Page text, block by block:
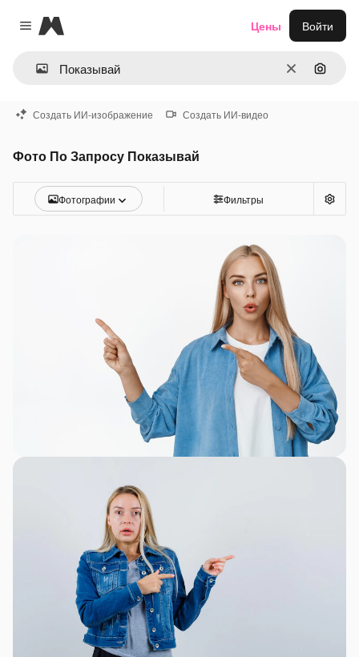
Close menu
Magnific
ОчиститьПоиск
Цены Войти
Создать ИИ-изображение Создать ИИ-видео
Фото По Запросу Показывай
Фотографии Фильтры